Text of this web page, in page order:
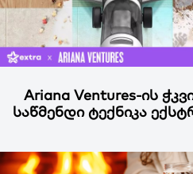
Ariana Ventures-ის
საწმენდი ტექნიკა